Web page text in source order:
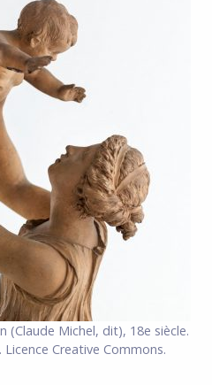
(Claude Michel, dit), 18e siècle.
Licence Creative Commons.